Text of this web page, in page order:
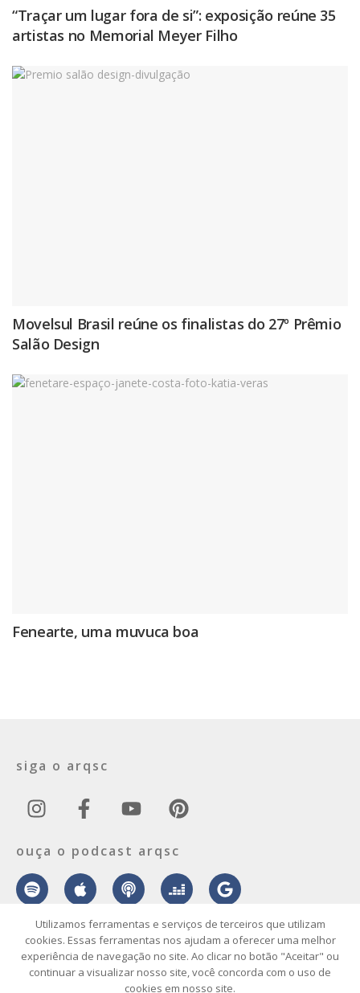
“Traçar um lugar fora de si”: exposição reúne 35
artistas no Memorial Meyer Filho
Movelsul Brasil reúne os finalistas do 27º Prêmio
Salão Design
Fenearte, uma muvuca boa
siga o arqsc
ouça o podcast arqsc
sobre contato envie seu projeto publicidade vídeo podcast
Utilizamos ferramentas e serviços de terceiros que utilizam
cookies. Essas ferramentas nos ajudam a oferecer uma melhor
experiência de navegação no site. Ao clicar no botão "Aceitar" ou
continuar a visualizar nosso site, você concorda com o uso de
cookies em nosso site.